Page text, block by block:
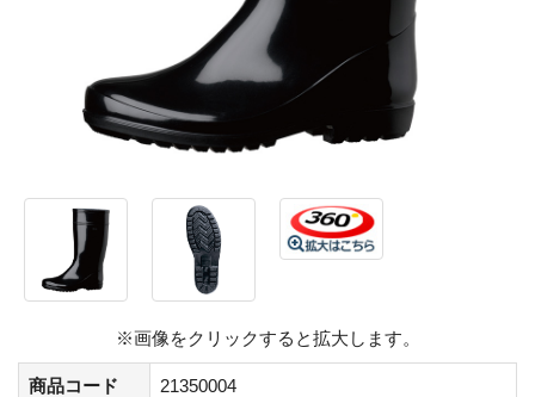
※画像をクリックすると拡大します。
商品コード 21350004